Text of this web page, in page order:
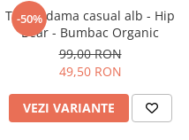
-50%
Tricou dama casual alb - Hip
Bear - Bumbac Organic
99,00 RON
49,50 RON
VEZI VARIANTE